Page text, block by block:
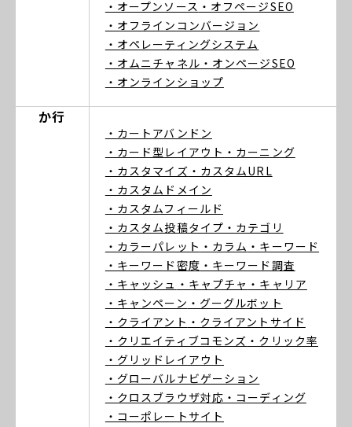
・オープンソース ・オフページSEO
・オフラインコンバージョン
・オペレーティングシステム
・オムニチャネル ・オンページSEO
・オンラインショップ
か行
・カートアバンドン
・カード型レイアウト ・カーニング
・カスタマイズ ・カスタムURL
・カスタムドメイン
・カスタムフィールド
・カスタム投稿タイプ ・カテゴリ
・カラーパレット ・カラム ・キーワード
・キーワード密度 ・キーワード調査
・キャッシュ ・キャプチャ ・キャリア
・キャンペーン ・グーグルボット
・クライアント ・クライアントサイド
・クリエイティブコモンズ ・クリック率
・グリッドレイアウト
・グローバルナビゲーション
・クロスブラウザ対応 ・コーディング
・コーポレートサイト